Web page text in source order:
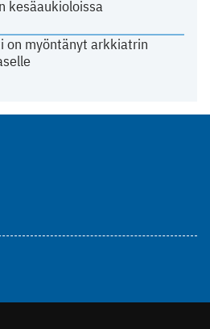
kesäaukioloissa
on myöntänyt arkkiatrin